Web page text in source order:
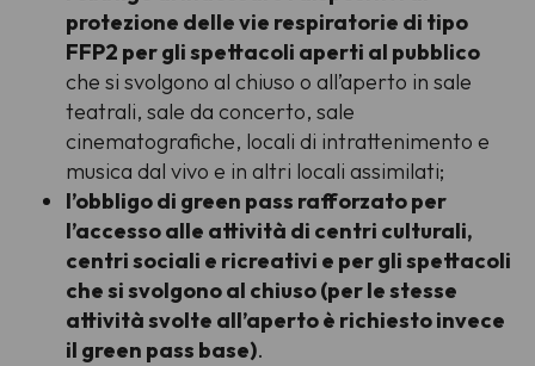
protezione delle vie respiratorie di tipo
FFP2 per gli spettacoli aperti al pubblico
che si svolgono al chiuso o all’aperto in sale
teatrali, sale da concerto, sale
cinematografiche, locali di intrattenimento e
musica dal vivo e in altri locali assimilati;
l’obbligo di green pass rafforzato per
l’accesso alle attività di centri culturali,
centri sociali e ricreativi e per gli spettacoli
che si svolgono al chiuso (per le stesse
attività svolte all’aperto è richiesto invece
il green pass base).